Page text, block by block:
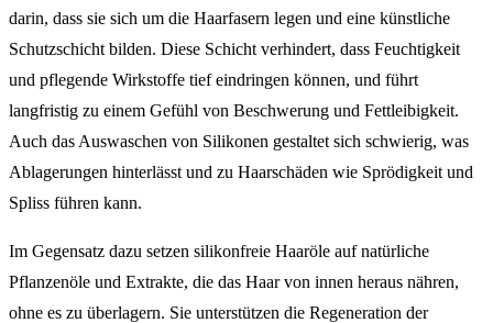
darin, dass sie sich um die Haarfasern legen und eine künstliche
Schutzschicht bilden. Diese Schicht verhindert, dass Feuchtigkeit
und pflegende Wirkstoffe tief eindringen können, und führt
langfristig zu einem Gefühl von Beschwerung und Fettleibigkeit.
Auch das Auswaschen von Silikonen gestaltet sich schwierig, was
Ablagerungen hinterlässt und zu Haarschäden wie Sprödigkeit und
Spliss führen kann.
Im Gegensatz dazu setzen silikonfreie Haaröle auf natürliche
Pflanzenöle und Extrakte, die das Haar von innen heraus nähren,
ohne es zu überlagern. Sie unterstützen die Regeneration der